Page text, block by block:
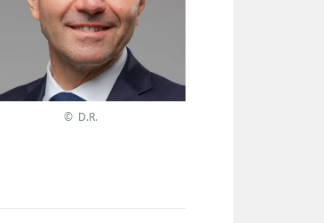
© D.R.